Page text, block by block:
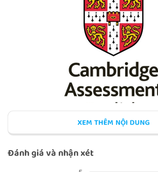
CLOTHES: FLYERS
COLOURS
Trường Đại Học Cambridge (Cambridge
Trường Đại Học Cambridge tại Vương Quốc
XEM THÊM NỘI DUNG
Đánh giá và nhận xét